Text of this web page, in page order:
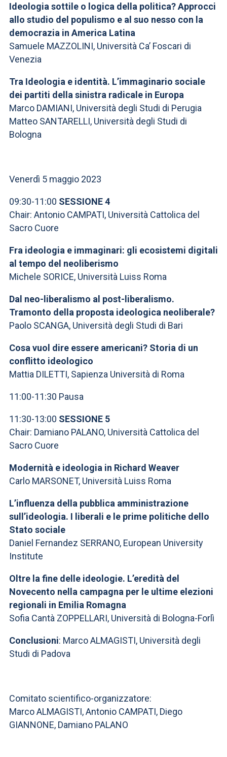
Ideologia sottile o logica della politica? Approcci
allo studio del populismo e al suo nesso con la
democrazia in America Latina
Samuele MAZZOLINI, Università Ca’ Foscari di
Venezia
Tra Ideologia e identità. L’immaginario sociale
dei partiti della sinistra radicale in Europa
Marco DAMIANI, Università degli Studi di Perugia
Matteo SANTARELLI, Università degli Studi di
Bologna
Venerdì 5 maggio 2023
09:30-11:00 SESSIONE 4
Chair: Antonio CAMPATI, Università Cattolica del
Sacro Cuore
Fra ideologia e immaginari: gli ecosistemi digitali
al tempo del neoliberismo
Michele SORICE, Università Luiss Roma
Dal neo-liberalismo al post-liberalismo.
Tramonto della proposta ideologica neoliberale?
Paolo SCANGA, Università degli Studi di Bari
Cosa vuol dire essere americani? Storia di un
conflitto ideologico
Mattia DILETTI, Sapienza Università di Roma
11:00-11:30 Pausa
11:30-13:00 SESSIONE 5
Chair: Damiano PALANO, Università Cattolica del
Sacro Cuore
Modernità e ideologia in Richard Weaver
Carlo MARSONET, Università Luiss Roma
L’influenza della pubblica amministrazione
sull’ideologia. I liberali e le prime politiche dello
Stato sociale
Daniel Fernandez SERRANO, European University
Institute
Oltre la fine delle ideologie. L’eredità del
Novecento nella campagna per le ultime elezioni
regionali in Emilia Romagna
Sofia Cantà ZOPPELLARI, Università di Bologna-Forlì
Conclusioni: Marco ALMAGISTI, Università degli
Studi di Padova
Comitato scientifico-organizzatore:
Marco ALMAGISTI, Antonio CAMPATI, Diego
GIANNONE, Damiano PALANO